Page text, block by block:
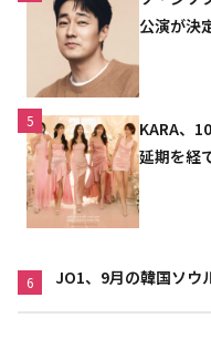
公演が決
5
KARA、
延期を経
6 JO1、9月の韓国ソウ